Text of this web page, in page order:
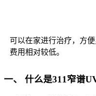
可以在家进行治疗，方
费用相对较低。
一、 什么是311窄谱